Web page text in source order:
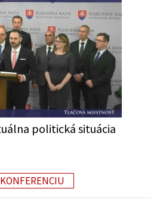
politická situácia